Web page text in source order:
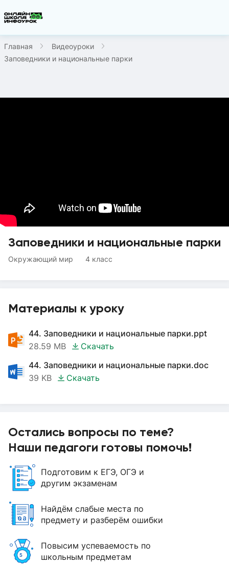
Главная
Видеоуроки
Заповедники и национальные парки
Заповедники и национальные парки
Окружающий мир 4 класс
Материалы к уроку
44. Заповедники и национальные парки.ppt
28.59 MB
Скачать
44. Заповедники и национальные парки.doc
39 KB
Скачать
Остались вопросы по теме?
Наши педагоги готовы помочь!
Подготовим к ЕГЭ, ОГЭ и
другим экзаменам
Найдём слабые места по
предмету и разберём ошибки
Повысим успеваемость по
школьным предметам